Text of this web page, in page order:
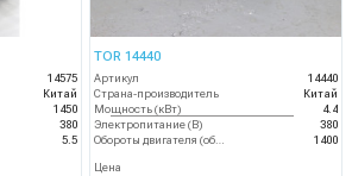
14575
Китай
1450
380
5.5
TOR 14440
Артикул
14440
Страна-производитель
Китай
Мощность (кВт)
4.4
Электропитание (В)
380
Обороты двигателя (об/мин)
1400
Цена